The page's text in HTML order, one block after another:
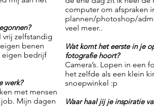
vrij zelfstandig
benen
eigen bedrijf
werk?
met mensen
Mijn dagen
computer om afspraken
plannen/photoshop/
veel meer..
Wat komt het eerste in je
fotografie hoort?
Camera’s. Lopen in een
het zelfde als een klein
snoepwinkel :p
Waar haal jij je inspiratie